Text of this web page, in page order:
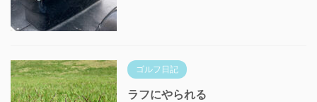
ゴルフ日記
ラフにやられる